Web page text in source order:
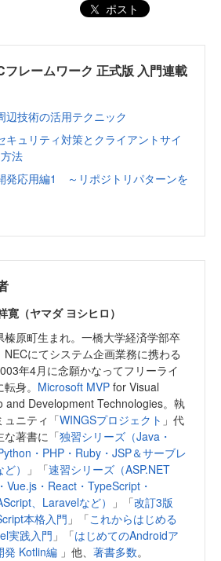
ポスト
フレームワーク 正式版 入門連載
辺技術の活用テクニック
キュリティ対策とクライアントサイ
法
発応用編1 ～リポジトリパターンを
寛（ヤマダ ヨシヒロ）
榛原町生まれ。一橋大学経済学部卒
NECにてシステム企画業務に携わる
年4月に念願かなってフリーライ
身。 Microsoft MVP for Visual
and Development Technologies。執
ュニティ「WINGSプロジェクト 」代
な著書に「独習シリーズ（Java・
・PHP・Ruby・JSP＆サーブレ
）
」「速習シリーズ（ASP.NET
Vue.js・React・TypeScript・
、Laravelなど）
」「改訂3版
本格入門 」「これからはじめる
実践入門 」「はじめてのAndroidア
発 Kotlin編 」他、 著書多数。